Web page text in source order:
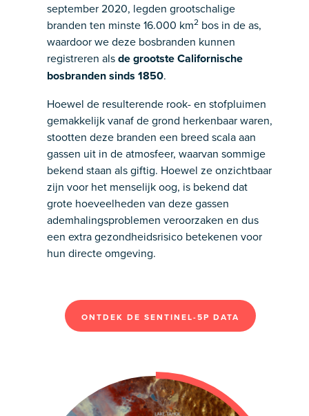
september 2020, legden grootschalige
branden ten minste 16.000 km2 bos in de as,
waardoor we deze bosbranden kunnen
registreren alsde grootste Californische
bosbranden sinds 1850.
Hoewel de resulterende rook- en stofpluimen
gemakkelijk vanaf de grond herkenbaar waren,
stootten deze branden een breed scala aan
gassen uit in de atmosfeer, waarvan sommige
bekend staan als giftig. Hoewel ze onzichtbaar
zijn voor het menselijk oog, is bekend dat
grote hoeveelheden van deze gassen
ademhalingsproblemen veroorzaken en dus
een extra gezondheidsrisico betekenen voor
hun directe omgeving.
ONTDEK DE SENTINEL-5P DATA